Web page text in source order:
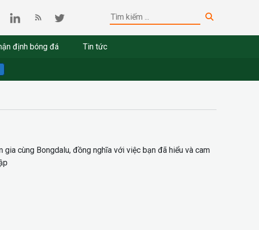
định bóng đá Tin tức
cùng Bongdalu, đồng nghĩa với việc bạn đã hiểu và cam